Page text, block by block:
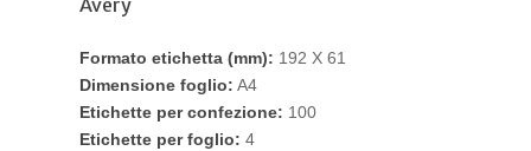
Avery
Formato etichetta (mm): 192 X 61
Dimensione foglio: A4
Etichette per confezione: 100
Etichette per foglio: 4